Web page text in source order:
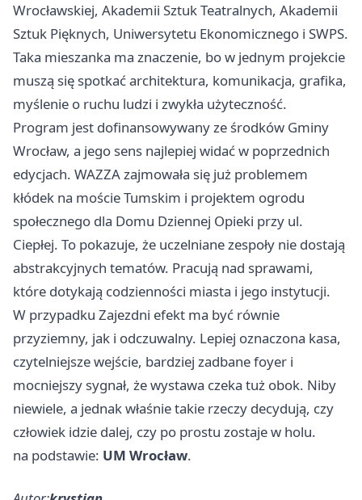
Wrocławskiej, Akademii Sztuk Teatralnych, Akademii
Sztuk Pięknych, Uniwersytetu Ekonomicznego i SWPS.
Taka mieszanka ma znaczenie, bo w jednym projekcie
muszą się spotkać architektura, komunikacja, grafika,
myślenie o ruchu ludzi i zwykła użyteczność.
Program jest dofinansowywany ze środków Gminy
Wrocław, a jego sens najlepiej widać w poprzednich
edycjach. WAZZA zajmowała się już problemem
kłódek na moście Tumskim i projektem ogrodu
społecznego dla Domu Dziennej Opieki przy ul.
Ciepłej. To pokazuje, że uczelniane zespoły nie dostają
abstrakcyjnych tematów. Pracują nad sprawami,
które dotykają codzienności miasta i jego instytucji.
W przypadku Zajezdni efekt ma być równie
przyziemny, jak i odczuwalny. Lepiej oznaczona kasa,
czytelniejsze wejście, bardziej zadbane foyer i
mocniejszy sygnał, że wystawa czeka tuż obok. Niby
niewiele, a jednak właśnie takie rzeczy decydują, czy
człowiek idzie dalej, czy po prostu zostaje w holu.
na podstawie: UM Wrocław.